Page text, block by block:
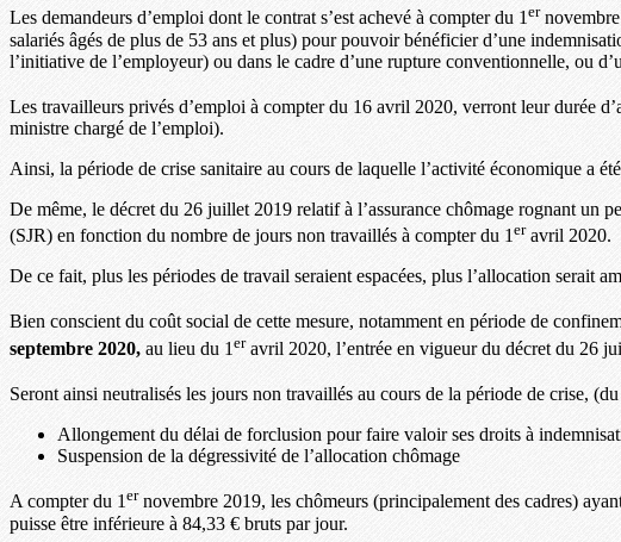
Les demandeurs d’emploi dont le contrat s’est achevé à compter du 1er
salariés âgés de plus de 53 ans et plus) pour pouvoir bénéficier d’une
l’initiative de l’employeur) ou dans le cadre d’une rupture conventionnelle, ou
Les travailleurs privés d’emploi à compter du 16 avril 2020, verront leur durée
ministre chargé de l’emploi).
Ainsi, la période de crise sanitaire au cours de laquelle l’activité économique a
De même, le décret du 26 juillet 2019 relatif à l’assurance chômage rognant un
(SJR) en fonction du nombre de jours non travaillés à compter du 1eravril 2020.
De ce fait, plus les périodes de travail seraient espacées, plus l’allocation serait
Bien conscient du coût social de cette mesure, notamment en période de
septembre 2020, au lieu du 1 eravril 2020, l’entrée en vigueur du décret du 26
Seront ainsi neutralisés les jours non travaillés au cours de la période de crise,
Allongement du délai de forclusion pour faire valoir ses droits à
Suspension de la dégressivité de l’allocation chômage
A compter du 1ernovembre 2019, les chômeurs (principalement des cadres)
puisse être inférieure à 84,33 € bruts par jour.